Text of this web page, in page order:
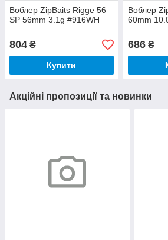
Воблер ZipBaits Rigge 56
SP 56mm 3.1g #916WH
804 ₴
Купити
Воблер
60mm
686₴
Акційні пропозиції та новинки